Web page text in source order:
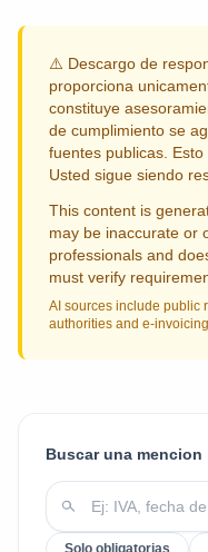
⚠️ Descargo de
proporciona
constituye
de cumplimiento se
fuentes publicas.
Usted sigue siendo
This content is
may be inaccurate or
professionals and
must verify
AI sources include public
authorities and e-
Buscar una mencion
Solo obligatorias